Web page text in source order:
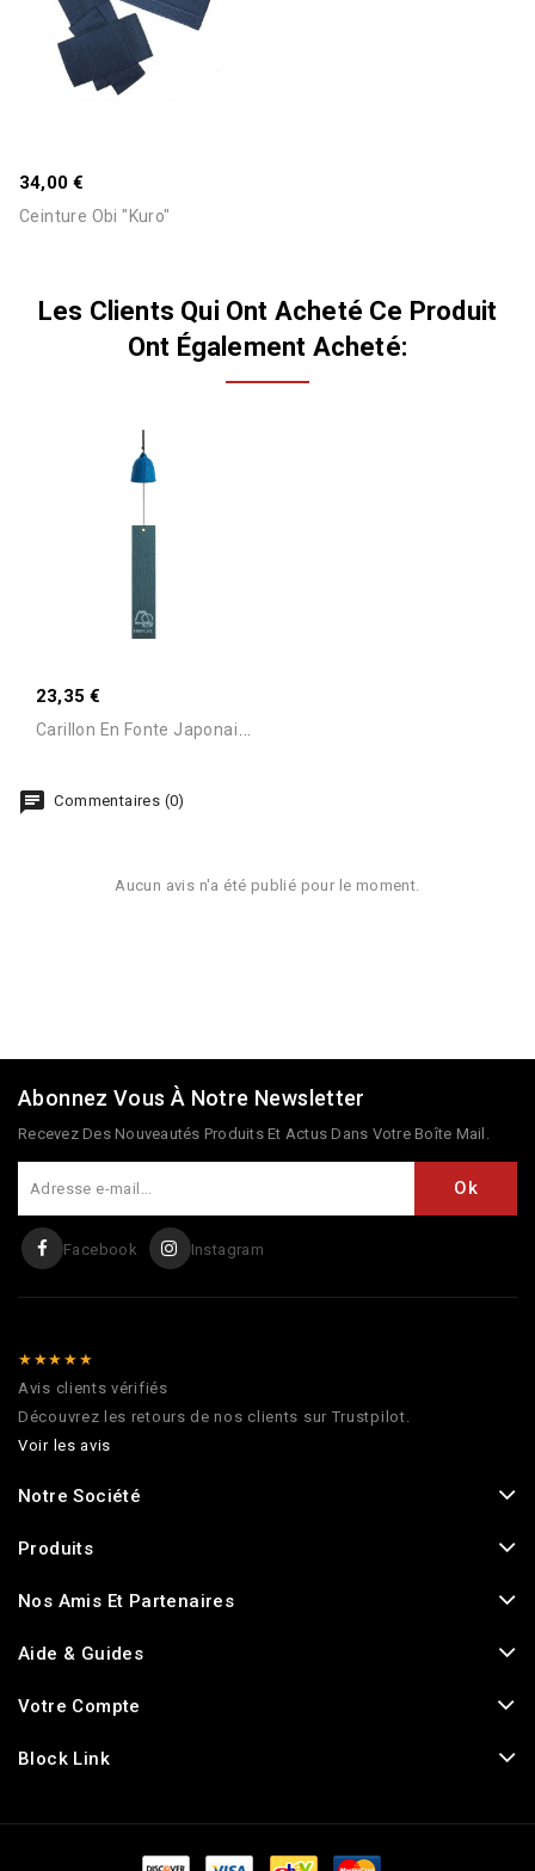
34,00 €
Ceinture Obi "Kuro"
Les Clients Qui Ont Acheté Ce Produit
Ont Également Acheté:
Consulter Pour Connaitre
23,35 €
C
Arillon En Fonte Japonaise...
Commentaires (0)
Aucun avis n'a été publié pour le moment.
Abonnez Vous À Notre Newsletter
Recevez Des Nouveautés Produits Et Actus Dans Votre Boîte Mail.
Facebook Instagram
★★★★★
Avis clients vérifiés
Découvrez les retours de nos clients sur Trustpilot.
Voir les avis
Notre Société
Produits
Nos Amis Et Partenaires
Aide & Guides
Votre Compte
Block Link